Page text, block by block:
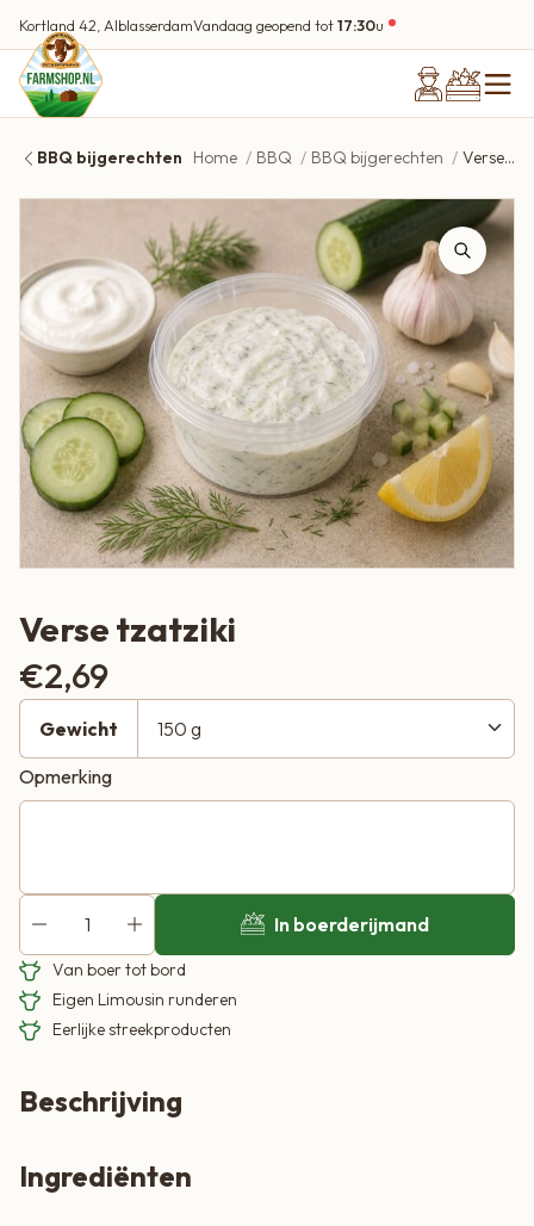
Kortland 42, AlblasserdamVandaag geopend tot17:30u
BBQ bijgerechten Home BBQ BBQ bijgerechten Verse tzatziki
Verse tzatziki
€2,69
Gewicht
Opmerking
In boerderijmand
Van boer tot bord
Eigen Limousin runderen
Eerlijke streekproducten
Beschrijving
Ingrediënten